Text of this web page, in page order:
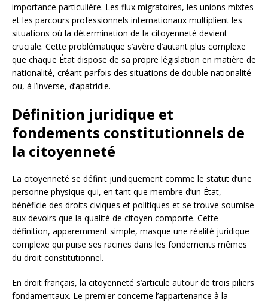
importance particulière. Les flux migratoires, les unions mixtes
et les parcours professionnels internationaux multiplient les
situations où la détermination de la citoyenneté devient
cruciale. Cette problématique s’avère d’autant plus complexe
que chaque État dispose de sa propre législation en matière de
nationalité, créant parfois des situations de double nationalité
ou, à l’inverse, d’apatridie.
Définition juridique et
fondements constitutionnels de
la citoyenneté
La citoyenneté se définit juridiquement comme le statut d’une
personne physique qui, en tant que membre d’un État,
bénéficie des droits civiques et politiques et se trouve soumise
aux devoirs que la qualité de citoyen comporte. Cette
définition, apparemment simple, masque une réalité juridique
complexe qui puise ses racines dans les fondements mêmes
du droit constitutionnel.
En droit français, la citoyenneté s’articule autour de trois piliers
fondamentaux. Le premier concerne l’appartenance à la